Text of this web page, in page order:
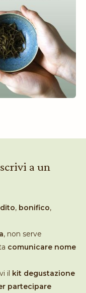
a un
, bonifico,
, non serve
comunicare nome
il kit degustazione
partecipare